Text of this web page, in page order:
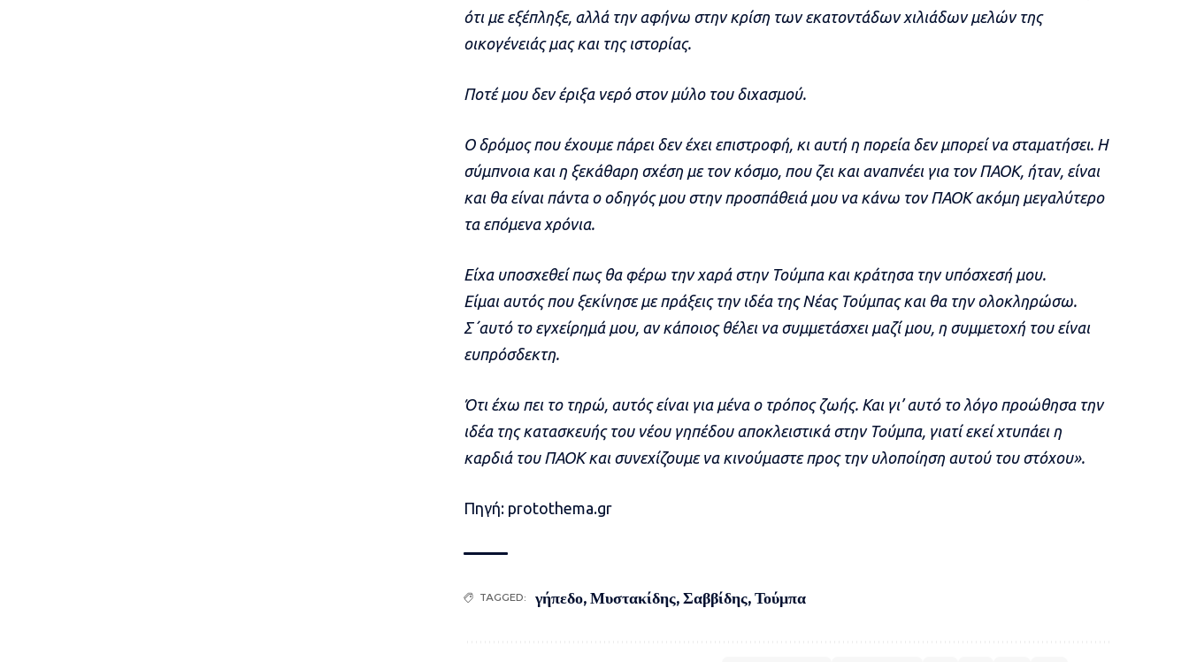
ότι με εξέπληξε, αλλά την αφήνω στην κρίση των εκατοντάδων χιλιάδων μελών της
οικογένειάς μας και της ιστορίας.
Ποτέ μου δεν έριξα νερό στον μύλο του διχασμού.
Ο δρόμος που έχουμε πάρει δεν έχει επιστροφή, κι αυτή η πορεία δεν μπορεί να σταματήσει. Η
σύμπνοια και η ξεκάθαρη σχέση με τον κόσμο, που ζει και αναπνέει για τον ΠΑΟΚ, ήταν, είναι
και θα είναι πάντα ο οδηγός μου στην προσπάθειά μου να κάνω τον ΠΑΟΚ ακόμη μεγαλύτερο
τα επόμενα χρόνια.
Είχα υποσχεθεί πως θα φέρω την χαρά στην Τούμπα και κράτησα την υπόσχεσή μου.
Είμαι αυτός που ξεκίνησε με πράξεις την ιδέα της Νέας Τούμπας και θα την ολοκληρώσω.
Σ΄αυτό το εγχείρημά μου, αν κάποιος θέλει να συμμετάσχει μαζί μου, η συμμετοχή του είναι
ευπρόσδεκτη.
Ότι έχω πει το τηρώ, αυτός είναι για μένα ο τρόπος ζωής. Και γι’ αυτό το λόγο προώθησα την
ιδέα της κατασκευής του νέου γηπέδου αποκλειστικά στην Τούμπα, γιατί εκεί χτυπάει η
καρδιά του ΠΑΟΚ και συνεχίζουμε να κινούμαστε προς την υλοποίηση αυτού του στόχου».
Πηγή: protothema.gr
TAGGED: γήπεδο,Μυστακίδης,Σαββίδης,Τούμπα